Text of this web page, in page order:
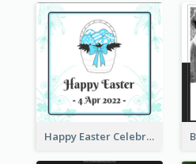
Happy Easter Celebration Instagram Post